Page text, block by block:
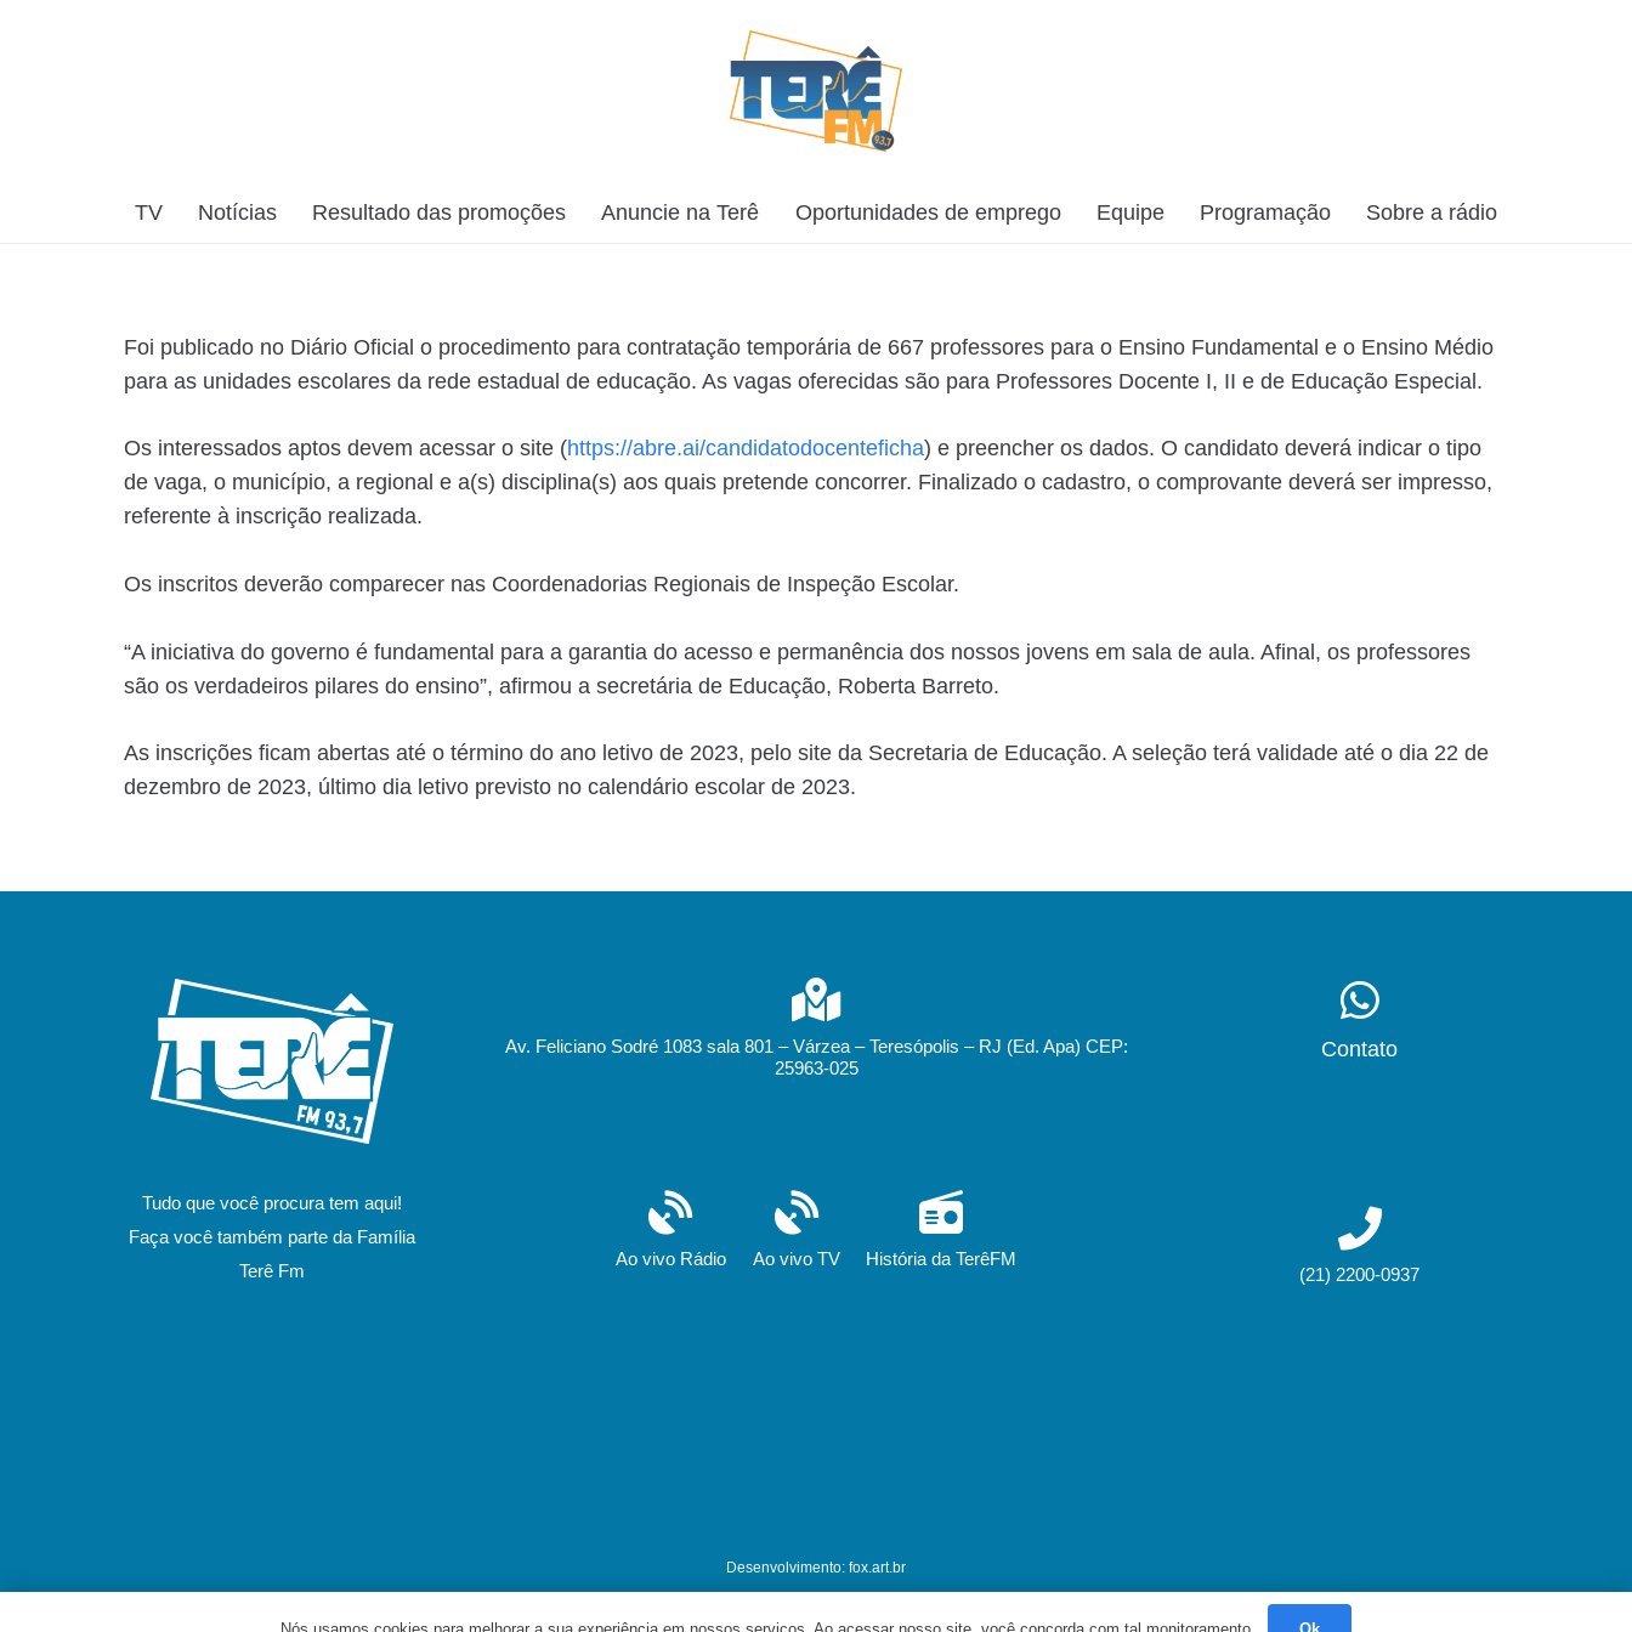
TV Notícias Resultado das promoções Anuncie na Terê Oportunidades de emprego Equipe Programação Sobre a rádio
Foi publicado no Diário Oficial o procedimento para contratação temporária de 667 professores para o Ensino Fundamental e o Ensino Médio
para as unidades escolares da rede estadual de educação. As vagas oferecidas são para Professores Docente I, II e de Educação Especial.
Os interessados aptos devem acessar o site (https://abre.ai/candidatodocenteficha) e preencher os dados. O candidato deverá indicar o tipo
de vaga, o município, a regional e a(s) disciplina(s) aos quais pretende concorrer. Finalizado o cadastro, o comprovante deverá ser impresso,
referente à inscrição realizada.
Os inscritos deverão comparecer nas Coordenadorias Regionais de Inspeção Escolar.
“A iniciativa do governo é fundamental para a garantia do acesso e permanência dos nossos jovens em sala de aula. Afinal, os professores
são os verdadeiros pilares do ensino”, afirmou a secretária de Educação, Roberta Barreto.
As inscrições ficam abertas até o término do ano letivo de 2023, pelo site da Secretaria de Educação. A seleção terá validade até o dia 22 de
dezembro de 2023, último dia letivo previsto no calendário escolar de 2023.
Tudo que você procura tem aqui!
Faça você também parte da Família
Terê Fm
Av. Feliciano Sodré 1083 sala 801 – Várzea – Teresópolis – RJ (Ed. Apa) CEP:
25963-025
Ao vivo Rádio Ao vivo TV História da TerêFM
Contato
(21) 2200-0937
Desenvolvimento: fox.art.br
Nós usamos cookies para melhorar a sua experiência em nossos serviços. Ao acessar nosso site, você concorda com tal monitoramento.